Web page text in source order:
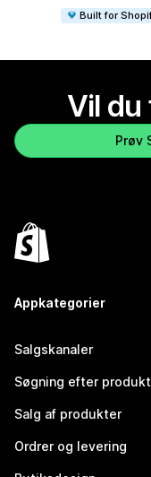
Built for
Vil du
Prøv
Appkategorier
Salgskanaler
Søgning efter
Salg af produkter
Ordrer og levering